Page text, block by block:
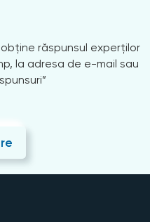
răspunsul experților
la adresa de e-mail sau